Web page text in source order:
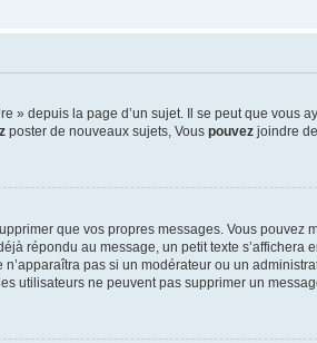
» depuis la page d’un sujet. Il se peut que vous
poster de nouveaux sujets, Vous pouvez joindre
que vos propres messages. Vous
répondu au message, un petit texte s’affichera
pas si un modérateur ou un
utilisateurs ne peuvent pas supprimer un